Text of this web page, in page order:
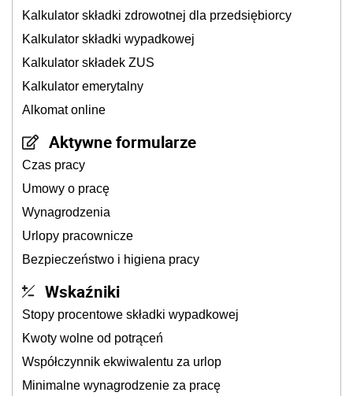
Kalkulator składki zdrowotnej dla przedsiębiorcy
Kalkulator składki wypadkowej
Kalkulator składek ZUS
Kalkulator emerytalny
Alkomat online
Aktywne formularze
Czas pracy
Umowy o pracę
Wynagrodzenia
Urlopy pracownicze
Bezpieczeństwo i higiena pracy
Wskaźniki
Stopy procentowe składki wypadkowej
Kwoty wolne od potrąceń
Współczynnik ekwiwalentu za urlop
Minimalne wynagrodzenie za pracę